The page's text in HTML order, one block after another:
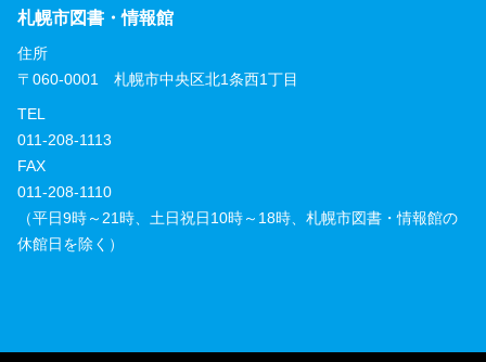
札幌市図書・情報館
住所
〒060-0001 札幌市中央区北1条西1丁目
TEL
011-208-1113
FAX
011-208-1110
（平日9時～21時、土日祝日10時～18時、札幌市図書・情報館の
休館日を除く）